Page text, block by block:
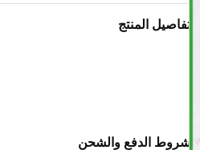
تفاصيل المنتج
شروط الدفع والشحن